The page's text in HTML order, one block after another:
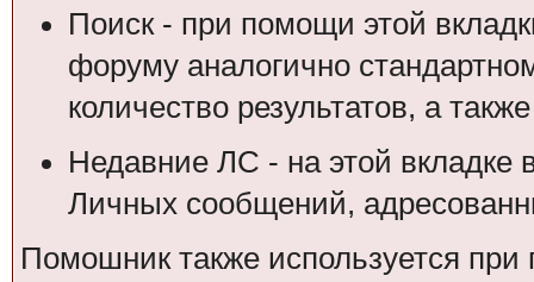
Поиск - при помощи этой
форуму аналогично
количество результатов, а
Недавние ЛС - на этой вкладке
Личных сообщений,
Помошник также используется